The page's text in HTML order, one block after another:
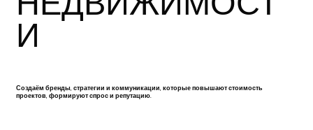
И
Создаём бренды, стратегии и коммуникации, которые повышают стоимость
проектов, формируют спрос и репутацию.